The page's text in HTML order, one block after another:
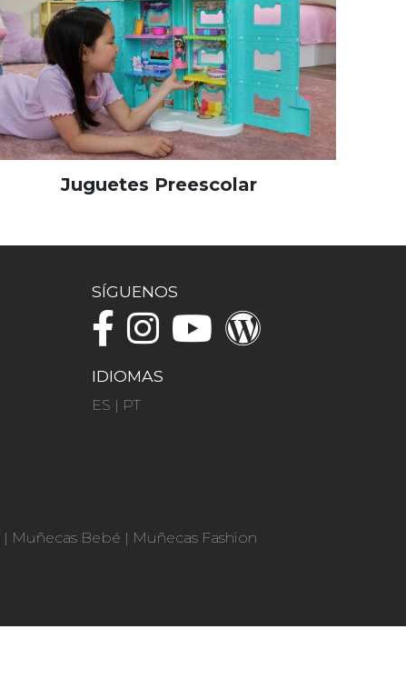
Juguetes Preescolar
SÍGUENOS
IDIOMAS
ES | PT
| Muñecas Bebé | Muñecas Fashion